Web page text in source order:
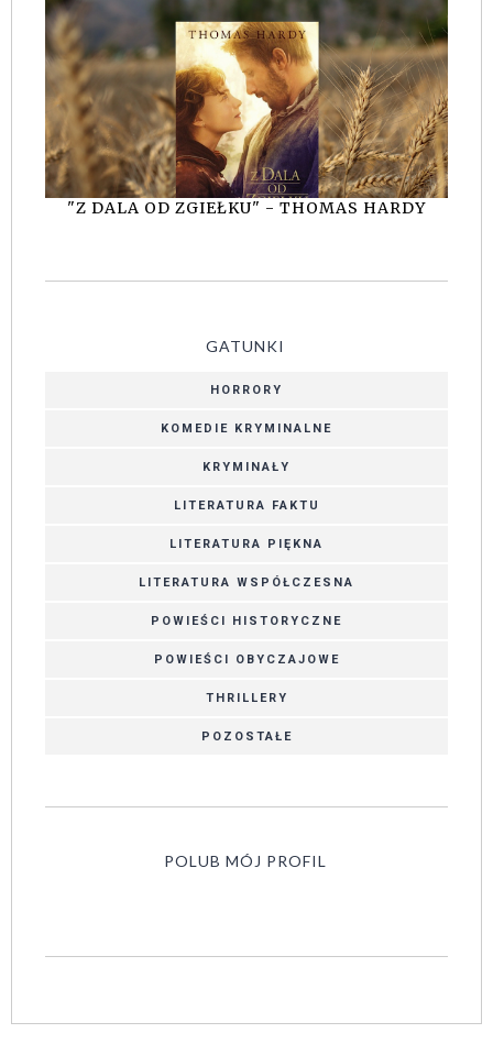
"Z DALA OD ZGIEŁKU" - THOMAS HARDY
GATUNKI
HORRORY
KOMEDIE KRYMINALNE
KRYMINAŁY
LITERATURA FAKTU
LITERATURA PIĘKNA
LITERATURA WSPÓŁCZESNA
POWIEŚCI HISTORYCZNE
POWIEŚCI OBYCZAJOWE
THRILLERY
POZOSTAŁE
POLUB MÓJ PROFIL